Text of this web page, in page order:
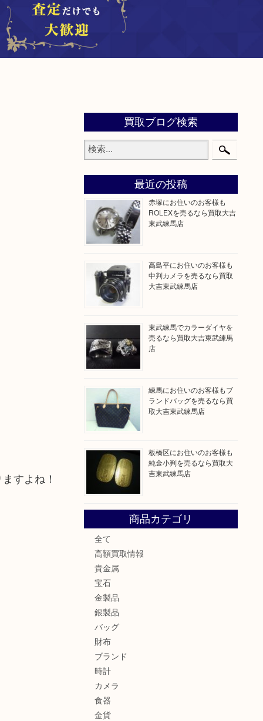
すよね！
買取ブログ検索
最近の投稿
赤塚にお住いのお客様も
ROLEXを売るなら買取大吉
東武練馬店
高島平にお住いのお客様も
中判カメラを売るなら買取
大吉東武練馬店
東武練馬でカラーダイヤを
売るなら買取大吉東武練馬
店
練馬にお住いのお客様もブ
ランドバッグを売るなら買
取大吉東武練馬店
板橋区にお住いのお客様も
純金小判を売るなら買取大
吉東武練馬店
商品カテゴリ
全て
高額買取情報
貴金属
宝石
金製品
銀製品
バッグ
財布
ブランド
時計
カメラ
食器
金貨